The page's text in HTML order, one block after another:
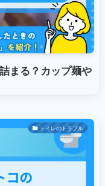
まる？カップ麺や
トイレのトラブル